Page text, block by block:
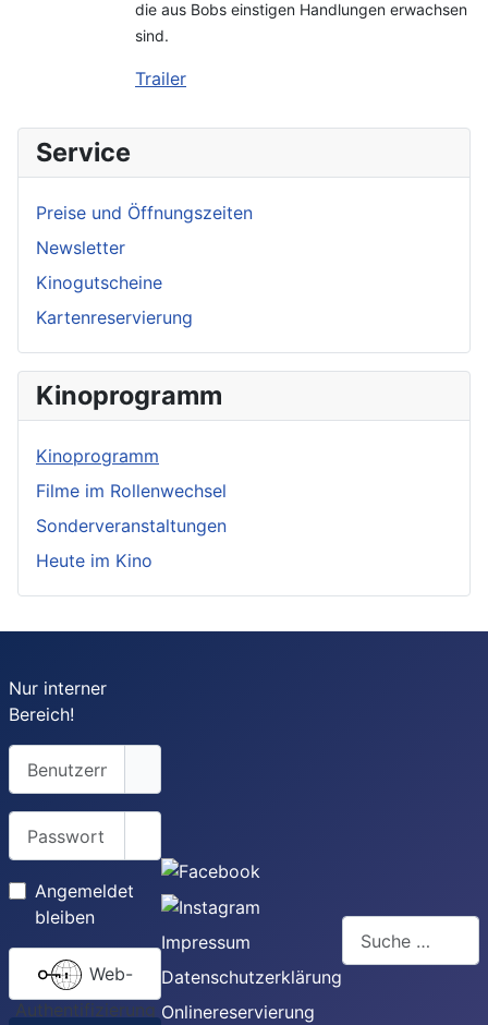
die aus Bobs einstigen Handlungen erwachsen
sind.
Trailer
Service
Preise und Öffnungszeiten
Newsletter
Kinogutscheine
Kartenreservierung
Kinoprogramm
Kinoprogramm
Filme im Rollenwechsel
Sonderveranstaltungen
Heute im Kino
Nur interner
Bereich!
Benutzername
Angemeldet
bleiben
Authentifizierung
Impressum
Datenschutzerklärung
Onlinereservierung